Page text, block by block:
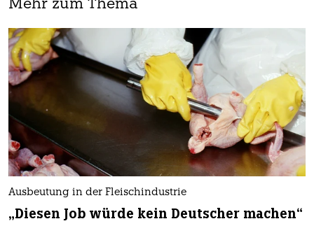
Mehr zum Thema
Ausbeutung in der Fleischindustrie
„Diesen Job würde kein Deutscher machen“